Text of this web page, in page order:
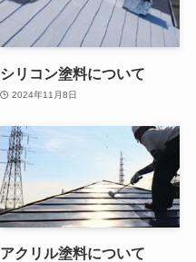
シリコン塗料について
2024年11月8日
アクリル塗料について